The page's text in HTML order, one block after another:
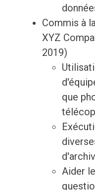
Commis à
XYZ
2019)
que
Aider